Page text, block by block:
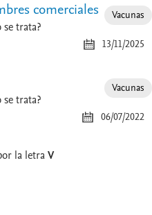
Vacunas
13/11/2025
comerciales
se trata?
Vacunas
06/07/2022
se trata?
la letraV